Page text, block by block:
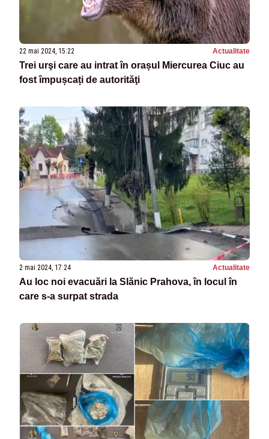
22 mai 2024, 15:22 Actualitate
Trei urşi care au intrat în orașul Miercurea Ciuc au
fost împușcați de autorităţi
2 mai 2024, 17:24 Actualitate
Au loc noi evacuări la Slănic Prahova, în locul în
care s-a surpat strada